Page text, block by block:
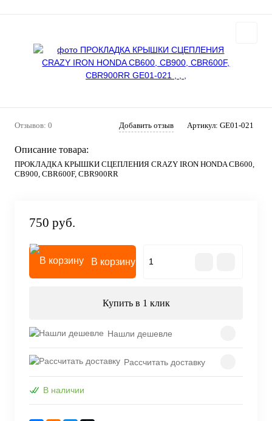
Отзывов: 0 Добавить отзыв Артикул: GE01-021
Описание товара:
ПРОКЛАДКА КРЫШКИ СЦЕПЛЕНИЯ CRAZY IRON HONDA CB600,
CB900, CBR600F, CBR900RR
750 руб.
В корзину
Купить в 1 клик
Нашли дешевле
Рассчитать доставку
В наличии